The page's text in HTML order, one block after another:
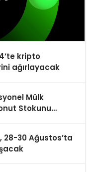
kripto
ağırlayacak
Mülk
Stokunu
28-30 Ağustos’ta